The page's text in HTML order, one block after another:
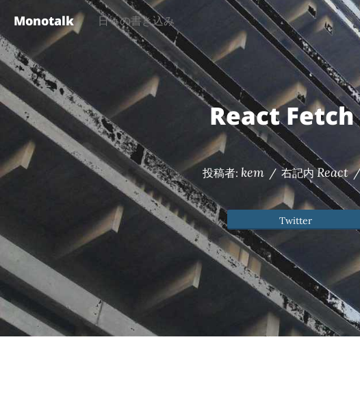
Monotalk 日々の書き込み
React Fetch
投稿者: kem / 右記内React /
Twitter